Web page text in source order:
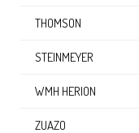
THOMSON
STEINMEYER
WMH HERION
ZUAZO